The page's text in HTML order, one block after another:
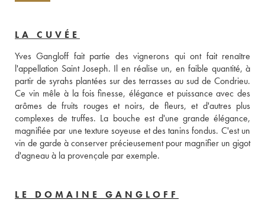
LA CUVÉE
Yves Gangloff fait partie des vignerons qui ont fait renaître
l'appellation Saint Joseph. Il en réalise un, en faible quantité, à
partir de syrahs plantées sur des terrasses au sud de Condrieu.
Ce vin mêle à la fois finesse, élégance et puissance avec des
arômes de fruits rouges et noirs, de fleurs, et d'autres plus
complexes de truffes. La bouche est d'une grande élégance,
magnifiée par une texture soyeuse et des tanins fondus. C'est un
vin de garde à conserver précieusement pour magnifier un gigot
d'agneau à la provençale par exemple.
LE DOMAINE GANGLOFF